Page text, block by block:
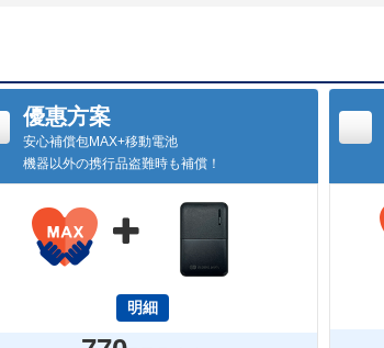
優惠方案
安心補償包MAX+移動電池
機器以外の携行品盗難時も補償！

明細